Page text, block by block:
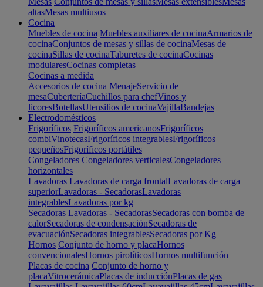
altasMesas multiusos
Cocina
Muebles de cocina Muebles auxiliares de cocinaArmarios de
cocinaConjuntos de mesas y sillas de cocinaMesas de
cocinaSillas de cocinaTaburetes de cocinaCocinas
modularesCocinas completas
Cocinas a medida
Accesorios de cocina MenajeServicio de
mesaCuberteríaCuchillos para chefVinos y
licoresBotellasUtensilios de cocinaVajillaBandejas
Electrodomésticos
Frigoríficos Frigoríficos americanosFrigoríficos
combiVinotecasFrigoríficos integrablesFrigoríficos
pequeñosFrigoríficos portátiles
Congeladores Congeladores verticalesCongeladores
horizontales
Lavadoras Lavadoras de carga frontalLavadoras de carga
superiorLavadoras - SecadorasLavadoras
integrablesLavadoras por kg
Secadoras Lavadoras - SecadorasSecadoras con bomba de
calorSecadoras de condensaciónSecadoras de
evacuaciónSecadoras integrablesSecadoras por Kg
Hornos Conjunto de horno y placaHornos
convencionalesHornos pirolíticosHornos multifunción
Placas de cocina Conjunto de horno y
placaVitrocerámicaPlacas de inducciónPlacas de gas